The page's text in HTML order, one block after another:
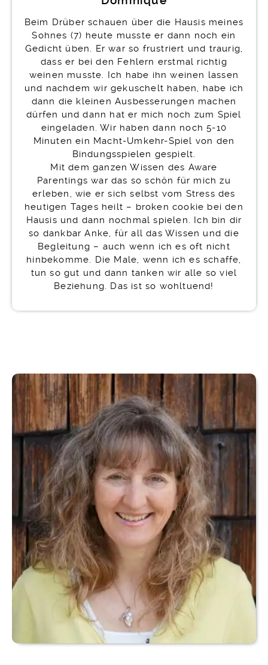
Beim Drüber schauen über die Hausis meines
Sohnes (7) heute musste er dann noch ein
Gedicht üben. Er war so frustriert und traurig,
dass er bei den Fehlern erstmal richtig
weinen musste. Ich habe ihn weinen lassen
und nachdem wir gekuschelt haben, habe ich
dann die kleinen Ausbesserungen machen
dürfen und dann hat er mich noch zum Spiel
eingeladen. Wir haben dann noch 5-10
Minuten ein Macht-Umkehr-Spiel von den
Bindungsspielen gespielt.
Mit dem ganzen Wissen des Aware
Parentings war das so schön für mich zu
erleben, wie er sich selbst vom Stress des
heutigen Tages heilt – broken cookie bei den
Hausis und dann nochmal spielen. Ich bin dir
so dankbar Anke, für all das Wissen und die
Begleitung – auch wenn ich es oft nicht
hinbekomme. Die Male, wenn ich es schaffe,
tun so gut und dann tanken wir alle so viel
Beziehung. Das ist so wohltuend!